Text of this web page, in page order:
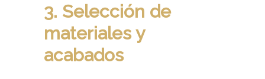
3. Selección de
materiales y
acabados